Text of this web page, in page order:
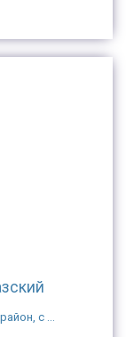
с ...